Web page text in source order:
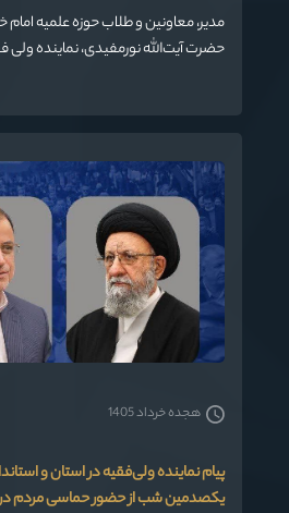
مدیر، معاونین و طلاب حوزه علمیه امام
حضرت آیت‌الله نورمفیدی، نماینده ولی
مؤسس این حوزه علمیه دیدار و گفتگو
نشست صمیمانه، ضمن تبیین جایگاه
پیام نماینده ولی‌فقیه در استان و
یکصدمین شب از حضور حماسی مردم
هجده خرداد 1405